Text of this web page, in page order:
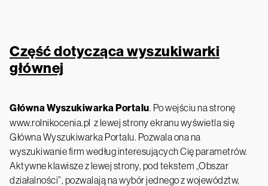
Część dotycząca wyszukiwarki
głównej
Główna Wyszukiwarka Portalu. Po wejściu na stronę
www.rolnikocenia.pl z lewej strony ekranu wyświetla się
Główna Wyszukiwarka Portalu. Pozwala ona na
wyszukiwanie firm według interesujących Cię parametrów.
Aktywne klawisze z lewej strony, pod tekstem „Obszar
działalności”, pozwalają na wybór jednego z województw,